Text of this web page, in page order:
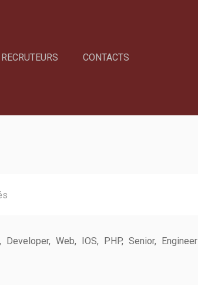
RECRUTEURS CONTACTS
Developer Web IOS PHP Senior Engineer